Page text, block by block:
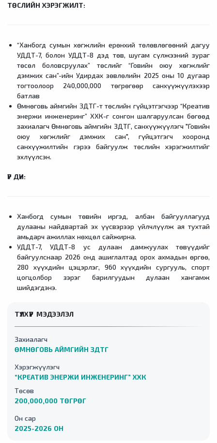
ТҮЛХҮҮР МЭДЭЭЛЭЛ
Захиалагч
ӨМНӨГОВЬ АЙМГИЙН ЗДТГ
Хэрэгжүүлэгч
“КРЕАТИВ ЭНЕРЖИ ИНЖЕНЕРИНГ” ХХК
Төсөв
200,000,000 ТӨГРӨГ
Он сар
2025-2026 ОН
ТӨСЛИЙН ХЭРЭГЖИЛТ:
“Ханбогд сумын хөгжлийн ерөнхий төлөвлөгөөний дагуу
УДДТ-7, болон УДДТ-8 дэд төв, шугам сүлжээний зураг
төсөл боловсруулах” төслийг “Говийн оюу хөгжлийг
дэмжих сан”-ийн Удирдах зөвлөлийн 2025 оны 10 дугаар
тогтоолоор 240,000,000 төгрөгөөр санхүүжүүлэхээр
батлав
Өмнөговь аймгийн ЗДТГ-т төслийн гүйцэтгэгчээр “Креатив
энержи инженеринг” ХХК-г сонгон шалгаруулсан бөгөөд
захиалагч Өмнөговь аймгийн ЗДТГ, санхүүжүүлэгч "Говийн
оюу хөгжлийг дэмжих сан", гүйцэтгэгч хооронд
санхүүжилтийн гэрээ байгуулж төслийн хэрэгжилтийг
эхлүүлсэн.
ҮР ДҮН:
Ханбогд сумын төвийн иргэд, албан байгууллагууд
дулааны найдвартай эх үүсвэрээр үйлчлүүлж ая тухтай
амьдарч ажиллах нөхцөл сайжирна.
УДДТ-7, УДДТ-8 ус дулаан дамжуулах төвүүдийг
байгуулснаар 2026 онд ашиглалтад орох ахмадын өргөө,
280 хүүхдийн цэцэрлэг, 960 хүүхдийн сургууль, спорт
цогцолбор зэрэг барилгуудын дулаан хангамж
шийдэгдэнэ.